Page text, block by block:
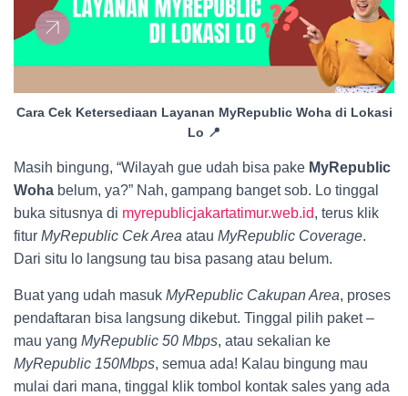
Cara Cek Ketersediaan Layanan MyRepublic Woha di Lokasi
Lo 📍
Masih bingung, “Wilayah gue udah bisa pake MyRepublic
Woha belum, ya?” Nah, gampang banget sob. Lo tinggal
buka situsnya di myrepublicjakartatimur.web.id, terus klik
fitur MyRepublic Cek Area atau MyRepublic Coverage.
Dari situ lo langsung tau bisa pasang atau belum.
Buat yang udah masuk MyRepublic Cakupan Area, proses
pendaftaran bisa langsung dikebut. Tinggal pilih paket –
mau yang MyRepublic 50 Mbps, atau sekalian ke
MyRepublic 150Mbps, semua ada! Kalau bingung mau
mulai dari mana, tinggal klik tombol kontak sales yang ada